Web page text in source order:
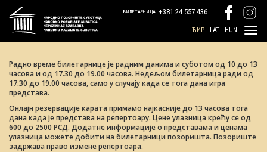
БИЛЕТАРНИЦА: +381 24 557 436
ЋИР | LAT | HUN
Радно време билетарнице је радним данима и суботом од 10 до 13
часова и од 17.30 до 19.00 часова. Недељом билетарница ради од
17.30 до 19.00 часова, само у случају када се тога дана игра
представа.
Oнлајн резервације карата примамо најкасније до 13 часова тога
дана када је представа на репертоару. Цене улазница крећу се од
600 до 2500 РСД. Додатне информације о представама и ценама
улазница можете добити на билетарници позоришта. Позориште
задржава право измене репертоара.